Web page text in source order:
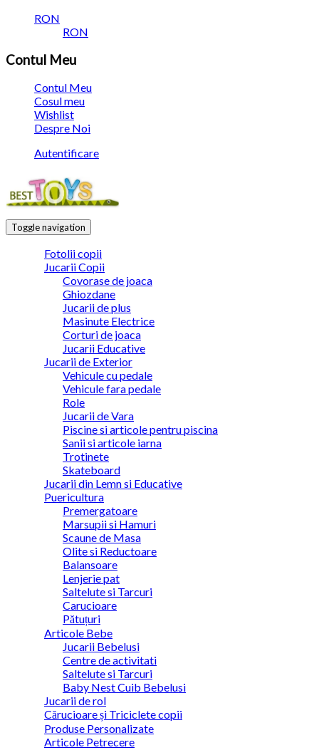
RON
RON
Contul Meu
Contul Meu
Cosul meu
Wishlist
Despre Noi
Autentificare
Toggle navigation
Fotolii copii
Jucarii Copii
Covorase de joaca
Ghiozdane
Jucarii de plus
Masinute Electrice
Corturi de joaca
Jucarii Educative
Jucarii de Exterior
Vehicule cu pedale
Vehicule fara pedale
Role
Jucarii de Vara
Piscine si articole pentru piscina
Sanii si articole iarna
Trotinete
Skateboard
Jucarii din Lemn si Educative
Puericultura
Premergatoare
Marsupii si Hamuri
Scaune de Masa
Olite si Reductoare
Balansoare
Lenjerie pat
Saltelute si Tarcuri
Carucioare
Pătuțuri
Articole Bebe
Jucarii Bebelusi
Centre de activitati
Saltelute si Tarcuri
Baby Nest Cuib Bebelusi
Jucarii de rol
Cărucioare și Triciclete copii
Produse Personalizate
Articole Petrecere